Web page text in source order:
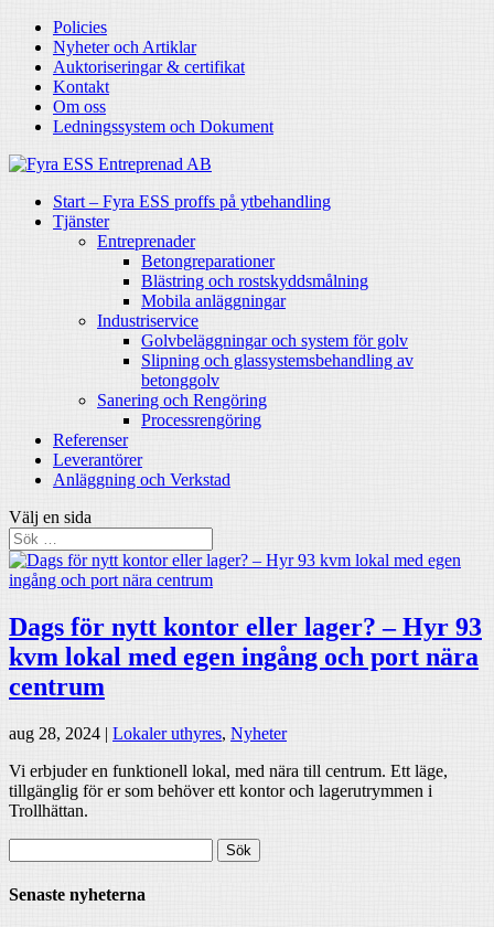
Policies
Nyheter och Artiklar
Auktoriseringar & certifikat
Kontakt
Om oss
Ledningssystem och Dokument
Start – Fyra ESS proffs på ytbehandling
Tjänster
Entreprenader
Betongreparationer
Blästring och rostskyddsmålning
Mobila anläggningar
Industriservice
Golvbeläggningar och system för golv
Slipning och glassystemsbehandling av
betonggolv
Sanering och Rengöring
Processrengöring
Referenser
Leverantörer
Anläggning och Verkstad
Välj en sida
Dags för nytt kontor eller lager? – Hyr 93
kvm lokal med egen ingång och port nära
centrum
aug 28, 2024 | Lokaler uthyres, Nyheter
Vi erbjuder en funktionell lokal, med nära till centrum. Ett läge,
tillgänglig för er som behöver ett kontor och lagerutrymmen i
Trollhättan.
efter:
Senaste nyheterna